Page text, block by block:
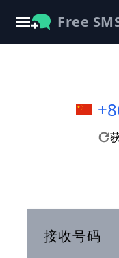
Free
接收号码